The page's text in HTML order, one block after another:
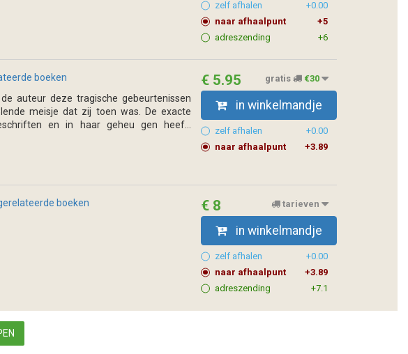
zelf afhalen
+0.00
naar afhaalpunt
+5
adreszending
+6
boeken
auteur deze tragische gebeurtenissen
meisje dat zij toen was. De exacte
en in haar geheu gen heef...
€ 5.95 gratis €30
in winkelmandje
zelf afhalen
+0.00
naar afhaalpunt
+3.89
boeken € 8 tarieven
in winkelmandje
zelf afhalen
+0.00
naar afhaalpunt
+3.89
adreszending
+7.1